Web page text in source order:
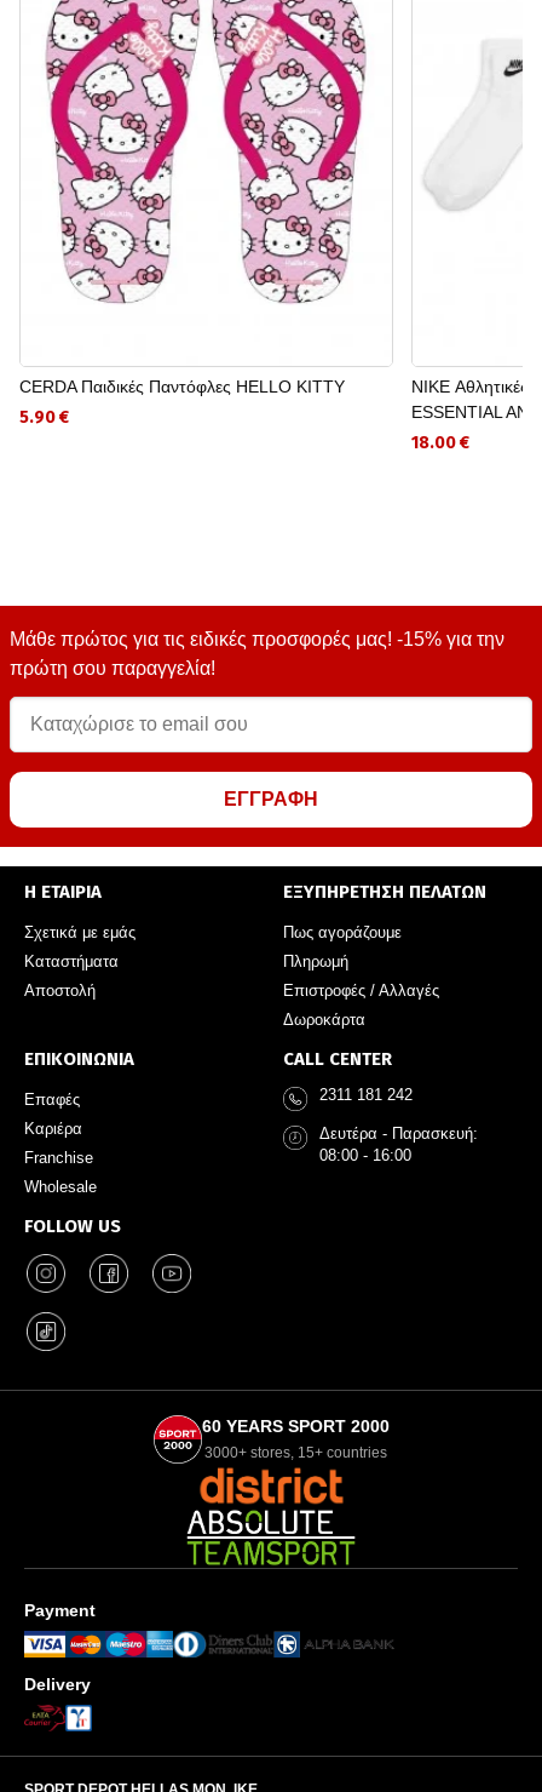
CERDA Παιδικές Παντόφλες HELLO KITTY
5.90 €
NIKE Αθλητικές
ESSENTIAL AN
18.00 €
Μάθε πρώτος για τις ειδικές προσφορές μας! -15% για την
πρώτη σου παραγγελία!
ΕΓΓΡΑΦΗ
Η ΕΤΑΙΡΙΑ
Σχετικά με εμάς
Καταστήματα
Αποστολή
ΕΞΥΠΗΡΕΤΗΣΗ ΠΕΛΑΤΩΝ
Πως αγοράζουμε
Πληρωμή
Επιστροφές / Αλλαγές
Δωροκάρτα
ΕΠΙΚΟΙΝΩΝΙΑ
Επαφές
Καριέρα
Franchise
Wholesale
FOLLOW US
CALL CENTER
2311 181 242
Δευτέρα - Παρασκευή:
08:00 - 16:00
60 YEARS SPORT 2000
3000+ stores, 15+ countries
Payment
Delivery